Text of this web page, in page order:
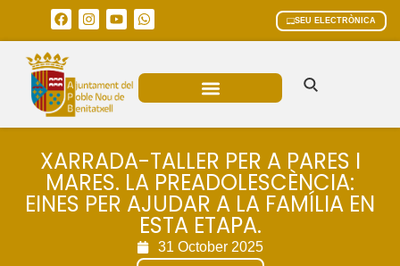
SEU ELECTRÒNICA
XARRADA-TALLER PER A PARES I
MARES. LA PREADOLESCÈNCIA:
EINES PER AJUDAR A LA FAMÍLIA EN
ESTA ETAPA.
31 October 2025